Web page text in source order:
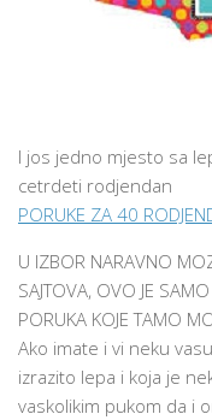
I jos jedno mjesto sa
cetrdeti rodjendan
PORUKE ZA 40
U IZBOR NARAVNO
SAJTOVA, OVO JE
PORUKA KOJE TAMO
Ako imate i vi neku
izrazito lepa i koja je
vaskolikim pukom da i